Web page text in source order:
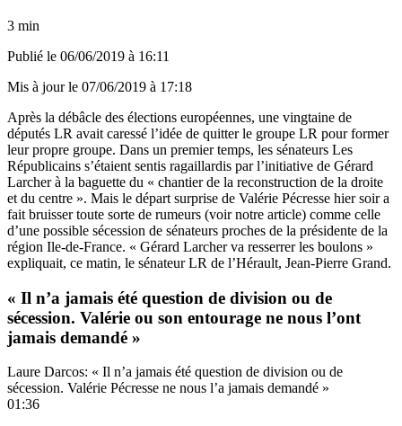
3 min
Publié le 06/06/2019 à 16:11
Mis à jour le 07/06/2019 à 17:18
Après la débâcle des élections européennes, une vingtaine de
députés LR avait caressé l’idée de quitter le groupe LR pour former
leur propre groupe. Dans un premier temps, les sénateurs Les
Républicains s’étaient sentis ragaillardis par l’initiative de Gérard
Larcher à la baguette du « chantier de la reconstruction de la droite
et du centre ». Mais le départ surprise de Valérie Pécresse hier soir a
fait bruisser toute sorte de rumeurs (voir notre article) comme celle
d’une possible sécession de sénateurs proches de la présidente de la
région Ile-de-France. « Gérard Larcher va resserrer les boulons »
expliquait, ce matin, le sénateur LR de l’Hérault, Jean-Pierre Grand.
« Il n’a jamais été question de division ou de
sécession. Valérie ou son entourage ne nous l’ont
jamais demandé »
Laure Darcos: « Il n’a jamais été question de division ou de
sécession. Valérie Pécresse ne nous l’a jamais demandé »
01:36